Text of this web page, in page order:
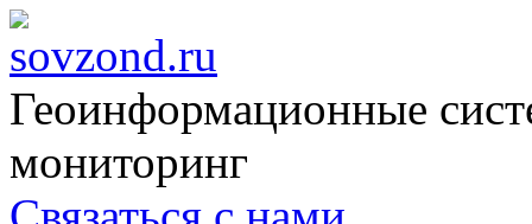
Геоинформационные
мониторинг